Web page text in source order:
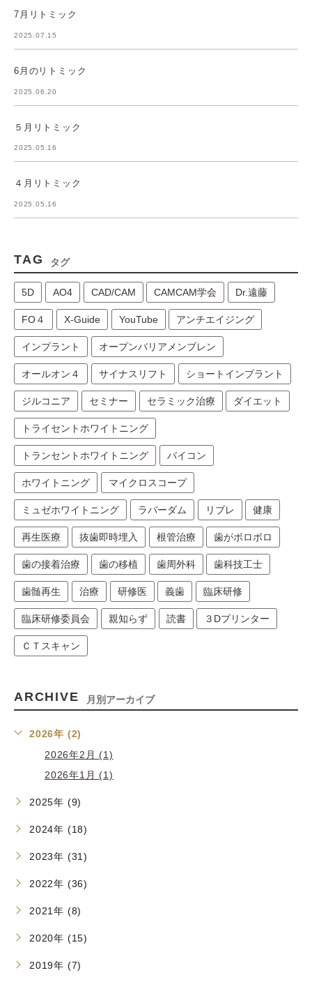
7月リトミック
2025.07.15
6月のリトミック
2025.06.20
５月リトミック
2025.05.16
４月リトミック
2025.05.16
TAG タグ
5D AO4 CAD/CAM CAMCAM学会 Dr.遠藤
FO４ X-Guide YouTube アンチエイジング
インプラント オープンバリアメンブレン
オールオン４ サイナスリフト ショートインプラント
ジルコニア セミナー セラミック治療 ダイエット
トライセントホワイトニング
トランセントホワイトニング バイコン
ホワイトニング マイクロスコープ
ミュゼホワイトニング ラバーダム リブレ 健康
再生医療 抜歯即時埋入 根管治療 歯がボロボロ
歯の接着治療 歯の移植 歯周外科 歯科技工士
歯髄再生 治療 研修医 義歯 臨床研修
臨床研修委員会 親知らず 読書 ３Dプリンター
ＣＴスキャン
ARCHIVE 月別アーカイブ
2026年 (2)
2026年2月 (1)
2026年1月 (1)
2025年 (9)
2024年 (18)
2023年 (31)
2022年 (36)
2021年 (8)
2020年 (15)
2019年 (7)